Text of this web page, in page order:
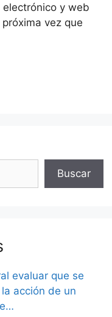
y web
vez que
Buscar
evaluar que se
acción de un